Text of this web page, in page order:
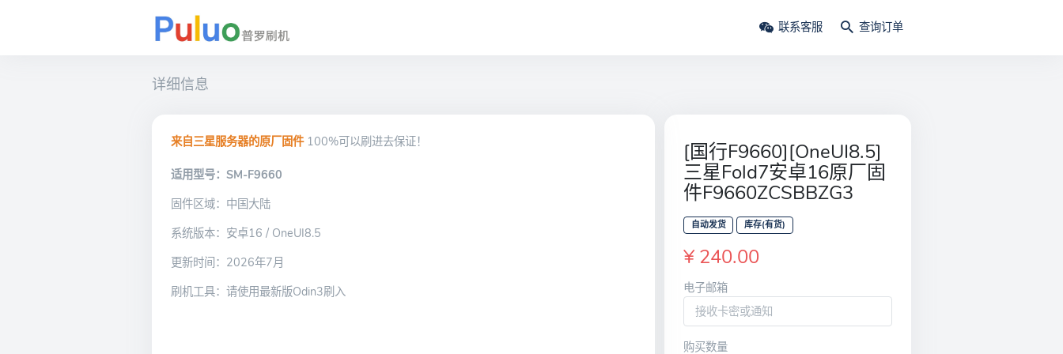
联系客服 查询订单
详细信息
[国行F9660][OneUI8.5]
三星Fold7安卓16原厂固
件F9660ZCSBBZG3
自动发货 库存(有货)
¥ 240.00
电子邮箱
购买数量
来自三星服务器的原厂固件 100%可以刷进去保证！
适用型号：SM-F9660
固件区域：中国大陆
系统版本：安卓16 / OneUI8.5
更新时间：2026年7月
刷机工具：请使用最新版Odin3刷入